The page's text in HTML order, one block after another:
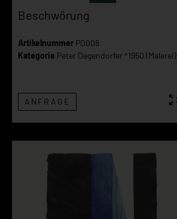
Beschwörung
Artikelnummer PD008
Kategorie Peter Degendorfer *1950 (Malerei)
ANFRAGE